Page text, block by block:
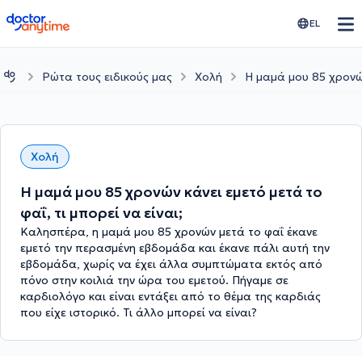
doctoranytime EL
Ρώτα τους ειδικούς μας Χολή Η μαμά μου 85
Χολή
Η μαμά μου 85 χρονών κάνει εμετό μετά το
φαΐ, τι μπορεί να είναι;
Καλησπέρα, η μαμά μου 85 χρονών μετά το φαΐ έκανε
εμετό την περασμένη εβδομάδα και έκανε πάλι αυτή την
εβδομάδα, χωρίς να έχει άλλα συμπτώματα εκτός από
πόνο στην κοιλιά την ώρα του εμετού. Πήγαμε σε
καρδιολόγο και είναι εντάξει από το θέμα της καρδιάς
που είχε ιστορικό. Τι άλλο μπορεί να είναι?